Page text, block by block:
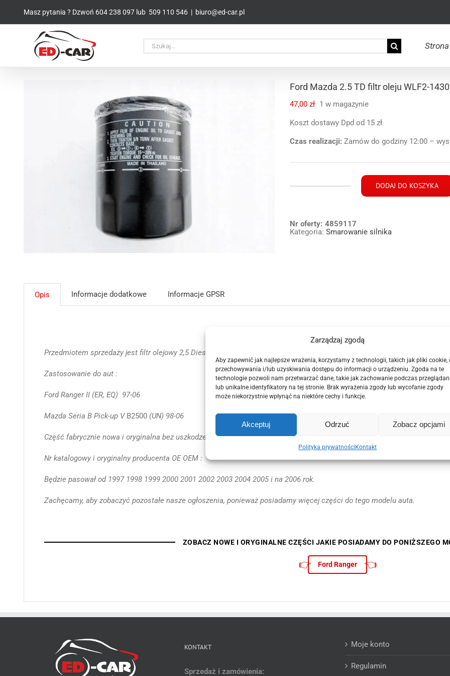
Zarządzaj zgodą
Aby zapewnić jak najlepsze wrażenia, korzystamy z technologii, takich jak pliki cookie,
przechowywania i/lub uzyskiwania dostępu do informacji o urządzeniu. Zgoda na te
technologie pozwoli nam przetwarzać dane, takie jak zachowanie podczas
lub unikalne identyfikatory na tej stronie. Brak wyrażenia zgody lub wycofanie zgody
może niekorzystnie wpłynąć na niektóre cechy i funkcje.
Akceptuj Odrzuć Zobacz opcjami
Polityka prywatnościKontakt
zawartości
Masz pytania ? Dzwoń 604 238 097 lub 509 110 546 | biuro@ed-car.pl
Strona
Ford Mazda 2.5 TD filtr oleju WLF2-
47,00 zł 1 w magazynie
Koszt dostawy Dpd od 15 zł
Czas realizacji: Zamów do godziny 12:00 –
2.5
TD
DODAJ DO KOSZYKA
Nr oferty: 4859117
Kategoria: Smarowanie silnika
Opis Informacje dodatkowe Informacje GPSR
Przedmiotem sprzedaży jest filtr olejowy 2,5 Diesel widoczny na zdjęciach.
Zastosowanie do aut :
Ford Ranger II (ER, EQ) 97-06
Mazda Seria B Pick-up V B2500 (UN) 98-06
Część fabrycznie nowa i oryginalna bez uszkodzeń.
Nr katalogowy i oryginalny producenta OE OEM :
Będzie pasował od 1997 1998 1999 2000 2001 2002 2003 2004 2005 i na 2006 rok.
Zachęcamy, aby zobaczyć pozostałe nasze ogłoszenia, ponieważ posiadamy więcej części do tego modelu auta.
ZOBACZ NOWE I ORYGINALNE CZĘŚCI JAKIE POSIADAMY DO PONIŻSZEGO
👉 Ford Ranger 👈
KONTAKT
Sprzedaż i zamówienia:
Moje konto
Regulamin